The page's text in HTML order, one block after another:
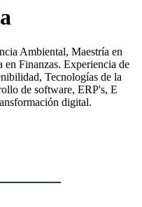
Ambiental, Maestría en
Finanzas. Experiencia de
Tecnologías de la
de software, ERP's, E
digital.